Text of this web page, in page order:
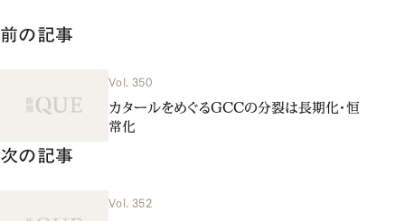
前の記事
Vol. 350
カタールをめぐるGCCの分裂は長期化・恒
常化
次の記事
Vol. 352